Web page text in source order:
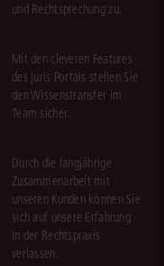
und Rechtsprechung zu.
Mit den cleveren Features
des juris Portals stellen Sie
den Wissenstransfer im
Team sicher.
Durch die langjährige
Zusammenarbeit mit
unseren Kunden können Sie
sich auf unsere Erfahrung
in der Rechtspraxis
verlassen.